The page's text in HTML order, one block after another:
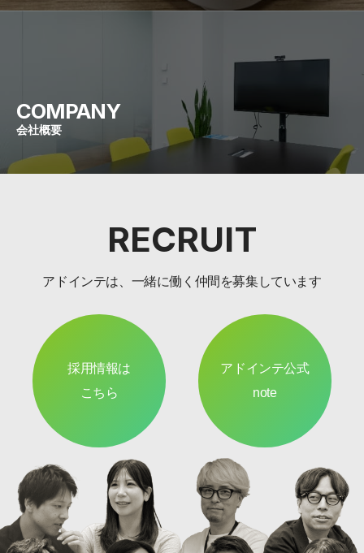
会社概要
COMPANY
RECRUIT
アドインテは、一緒に働く仲間を募集しています
採用情報は
こちら
アドインテ公式
note